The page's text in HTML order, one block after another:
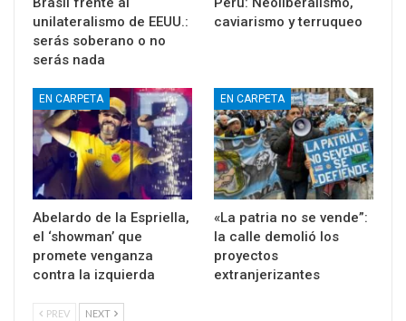
unilateralismo de EEUU.:
serás soberano o no
serás nada
caviarismo y terruqueo
EN CARPETA
Abelardo de la Espriella,
el ‘showman’ que
promete venganza
contra la izquierda
EN CARPETA
«La patria no se vende”:
la calle demolió los
proyectos
extranjerizantes
PREV NEXT